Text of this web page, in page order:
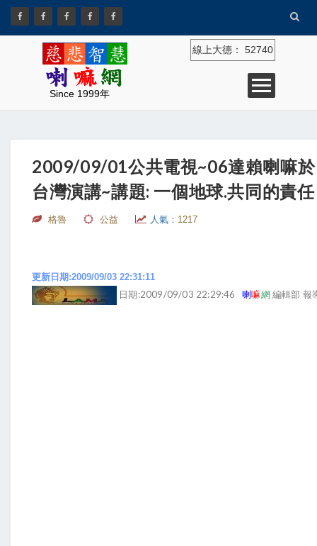
Since 1999年
線上大德： 52740
2009/09/01公共電視~06達賴喇嘛於
台灣演講~講題: 一個地球.共同的責任
格魯 公益 人氣： 1217
更新日期:2009/09/03 22:31:11
日期:2009/09/03 22:29:46喇嘛網編輯部 報